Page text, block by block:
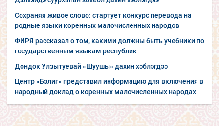
Сохраняя живое слово: стартует конкурс перевода на
родные языки коренных малочисленных народов
ФИРЯ рассказал о том, какими должны быть учебники по
государственным языкам республик
Дондок Улзытуевай «Шуушы» дахин хэблэгдээ
Центр «Бэлиг» представил информацию для включения в
народный доклад о коренных малочисленных народах